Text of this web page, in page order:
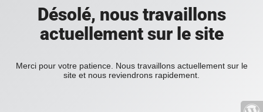
Désolé, nous travaillons
actuellement sur le site
Merci pour votre patience. Nous travaillons actuellement sur le
site et nous reviendrons rapidement.